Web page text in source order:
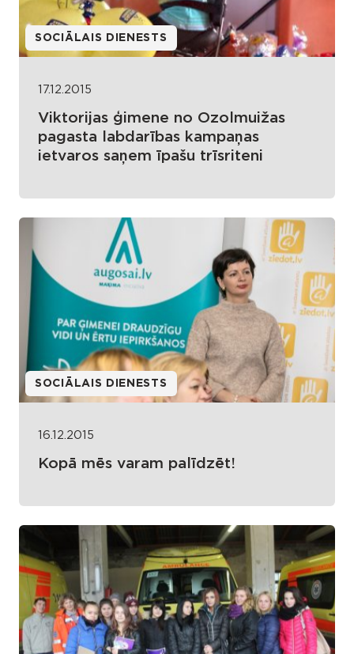
SOCIĀLAIS DIENESTS
17.12.2015
Viktorijas ģimene no Ozolmuižas
pagasta labdarības kampaņas
ietvaros saņem īpašu trīsriteni
SOCIĀLAIS DIENESTS
16.12.2015
Kopā mēs varam palīdzēt!